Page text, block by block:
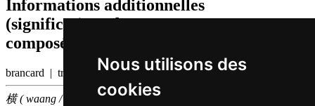
Nous utilisons des
cookies
Informations additionnelles
(significations de composants, mots
composés etc.)
brancard | traverser
横 ( waang / waang4 ) fait partie des